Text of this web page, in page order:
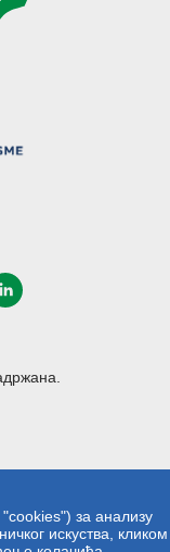
за анализу
искуства, кликом